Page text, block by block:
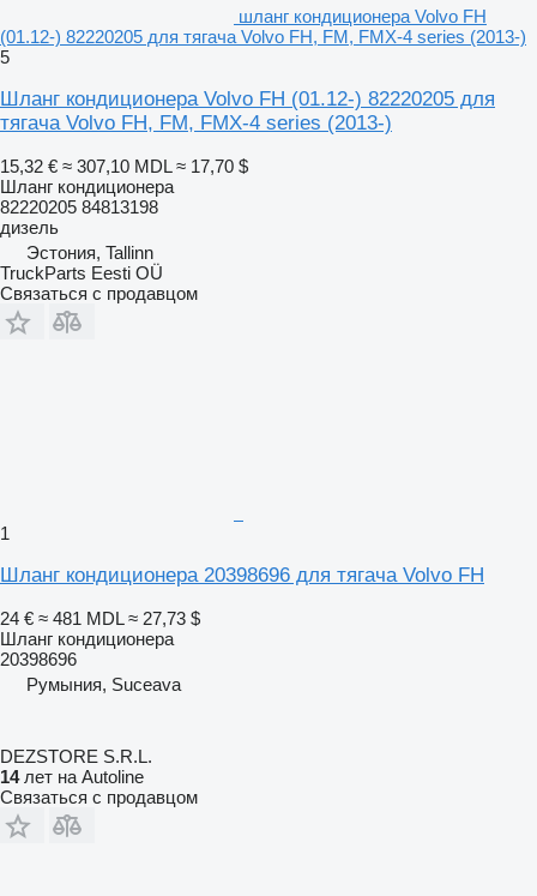
шланг кондиционера Volvo FH
(01.12-) 82220205 для тягача Volvo FH, FM, FMX-4 series (2013-)
5
Шланг кондиционера Volvo FH (01.12-) 82220205 для
тягача Volvo FH, FM, FMX-4 series (2013-)
15,32 € ≈ 307,10 MDL ≈ 17,70 $
Шланг кондиционера
82220205 84813198
дизель
Эстония, Tallinn
TruckParts Eesti OÜ
Связаться с продавцом
1
Шланг кондиционера 20398696 для тягача Volvo FH
24 € ≈ 481 MDL ≈ 27,73 $
Шланг кондиционера
20398696
Румыния, Suceava
DEZSTORE S.R.L.
14лет на Autoline
Связаться с продавцом